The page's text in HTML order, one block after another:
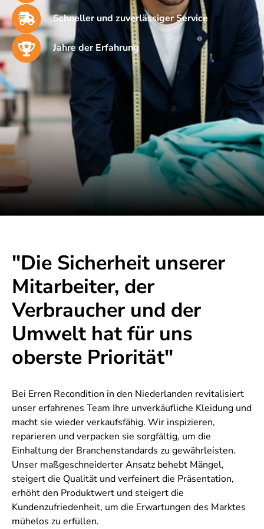
Schneller und zuverlässiger Service
Jahre der Erfahrung
"Die Sicherheit unserer
Mitarbeiter, der
Verbraucher und der
Umwelt hat für uns
oberste Priorität"
Bei Erren Recondition in den Niederlanden revitalisiert
unser erfahrenes Team Ihre unverkäufliche Kleidung und
macht sie wieder verkaufsfähig. Wir inspizieren,
reparieren und verpacken sie sorgfältig, um die
Einhaltung der Branchenstandards zu gewährleisten.
Unser maßgeschneiderter Ansatz behebt Mängel,
steigert die Qualität und verfeinert die Präsentation,
erhöht den Produktwert und steigert die
Kundenzufriedenheit, um die Erwartungen des Marktes
mühelos zu erfüllen.